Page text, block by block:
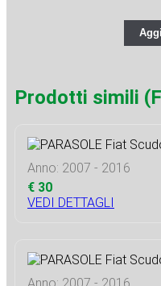
Prodotti simili
Anno: 2007 - 2016
€ 30
VEDI DETTAGLI